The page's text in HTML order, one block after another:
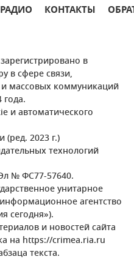
РАДИО КОНТАКТЫ
в
в сфере связи,
массовых коммуникаций
и автоматического
2023 г.)
технологий
№ ФС77-57640.
унитарное
агентство
сегодня»).
и новостей сайта
на https://crimea.ria.ru
текста.